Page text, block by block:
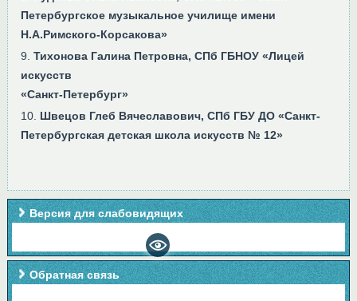
Петербургское музыкальное училище имени
Н.А.Римского-Корсакова»
Тихонова Галина Петровна, СПб ГБНОУ «Лицей
искусств
«Санкт-Петербург»
Швецов Глеб Вячеславович, СПб ГБУ ДО «Санкт-
Петербургская детская школа искусств № 12»
Версия для слабовидящих
Обратная связь